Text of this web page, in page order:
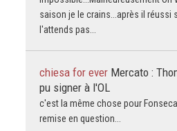
saison je le crains...après il réussi
l'attends pas...
chiesa for ever Mercato :
pu signer à l'OL
c'est la même chose pour
remise en question...